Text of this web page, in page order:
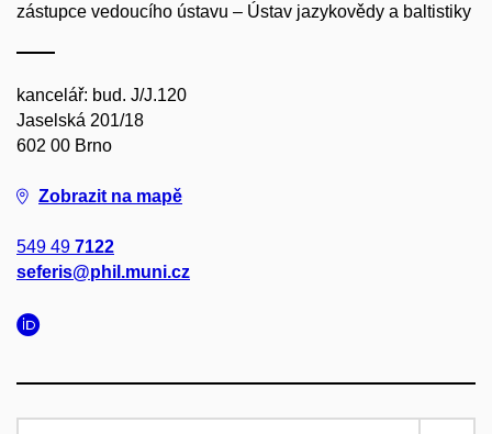
zástupce vedoucího ústavu – Ústav jazykovědy a baltistiky
kancelář: bud. J/J.120
Jaselská 201/18
602 00 Brno
Zobrazit na mapě
549 49 7122
seferis@phil.muni.cz